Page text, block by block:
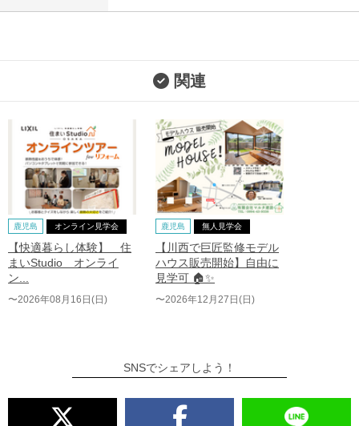
関連
鹿児島 オンライン見学会
【快適暮らし体験】 住
まいStudio オンライ
ン...
〜2026年08月16日(日)
鹿児島 無人見学会
【川西で巨匠監修モデル
ハウス販売開始】自由に
見学可 🏠✨
〜2026年12月27日(日)
SNSでシェアしよう！